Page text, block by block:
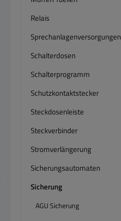
Relais
Sprechanlagenversorgungen
Schalterdosen
Schalterprogramm
Schutzkontaktstecker
Steckdosenleiste
Steckverbinder
Stromverlängerung
Sicherungsautomaten
Sicherung
AGU Sicherung